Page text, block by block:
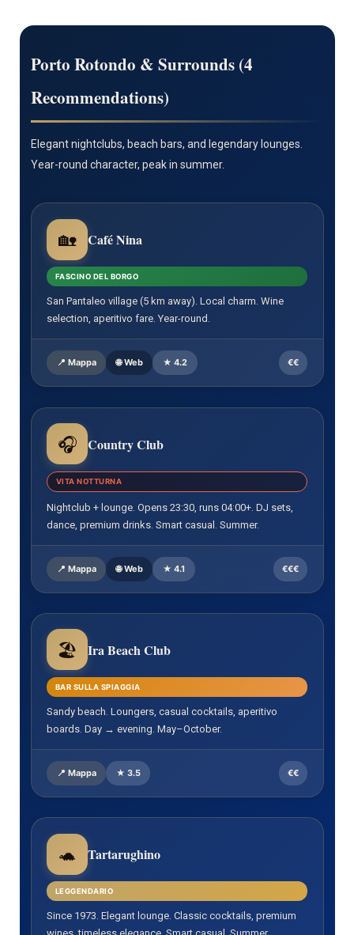
Porto Rotondo & Surrounds (4
Recommendations)
Elegant nightclubs, beach bars, and legendary lounges.
Year-round character, peak in summer.
🏡 Café Nina
FASCINO DEL BORGO
San Pantaleo village (5 km away). Local charm. Wine
selection, aperitivo fare. Year-round.
📍 Mappa 🌐 Web ★ 4.2 €€
🎧 Country Club
VITA NOTTURNA
Nightclub + lounge. Opens 23:30, runs 04:00+. DJ sets,
dance, premium drinks. Smart casual. Summer.
📍 Mappa 🌐 Web ★ 4.1 €€€
🏖️ Ira Beach Club
BAR SULLA SPIAGGIA
Sandy beach. Loungers, casual cocktails, aperitivo
boards. Day → evening. May–October.
📍 Mappa ★ 3.5 €€
🐢 Tartarughino
LEGGENDARIO
Since 1973. Elegant lounge. Classic cocktails, premium